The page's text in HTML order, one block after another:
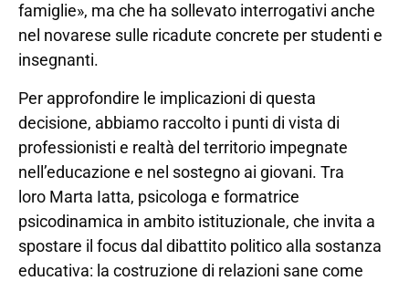
famiglie», ma che ha sollevato interrogativi anche
nel novarese sulle ricadute concrete per studenti e
insegnanti.
Per approfondire le implicazioni di questa
decisione, abbiamo raccolto i punti di vista di
professionisti e realtà del territorio impegnate
nell’educazione e nel sostegno ai giovani. Tra
loro Marta Iatta, psicologa e formatrice
psicodinamica in ambito istituzionale, che invita a
spostare il focus dal dibattito politico alla sostanza
educativa: la costruzione di relazioni sane come